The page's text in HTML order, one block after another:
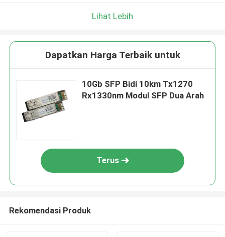
Lihat Lebih
Dapatkan Harga Terbaik untuk
10Gb SFP Bidi 10km Tx1270
Rx1330nm Modul SFP Dua Arah
Terus
Rekomendasi Produk